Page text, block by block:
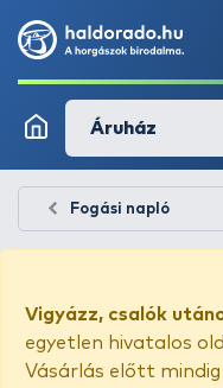
Áruház
Fogási napló
Vigyázz, csalók
egyetlen hivatalos
Vásárlás előtt